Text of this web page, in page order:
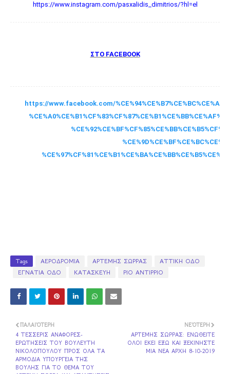
https://www.instagram.com/pasxalidis_dimitrios/?hl=el
ΣΤΟ FACEBOOK
https://www.facebook.com/
Tags ΑΕΡΟΔΡΟΜΙΑ ΑΡΤΕΜΗΣ ΣΩΡΡΑΣ
ΑΤΤΙΚΗ ΟΔΟ
ΕΓΝΑΤΙΑ ΟΔΟ
ΚΑΤΑΣΚΕΥΗ ΡΙΟ ΑΝΤΙΡΡΙΟ
ΝΕΌΤΕΡΗ
ΑΡΤΕΜΗΣ ΣΩΡΡΑΣ: ΕΝΩΘΕΙΤΕ
ΟΛΟΙ ΕΚΕΙ ΕΞΩ ΚΑΙ ΞΕΚΙΝΗΣΤΕ
ΜΙΑ ΝΕΑ ΑΡΧΗ 8-10-2019
ΠΑΛΑΙΌΤΕΡΗ
4 ΤΕΣΣΕΡΙΣ ΑΝΑΦΟΡΕΣ-
ΕΡΩΤΗΣΕΙΣ ΤΟΥ ΒΟΥΛΕΥΤΗ
ΝΙΚΟΛΟΠΟΥΛΟΥ ΠΡΟΣ ΟΛΑ ΤΑ
ΑΡΜΟΔΙΑ ΥΠΟΥΡΓΕΙΑ ΤΗΣ
ΒΟΥΛΗΣ ΓΙΑ ΤΟ ΘΕΜΑ ΤΟΥ